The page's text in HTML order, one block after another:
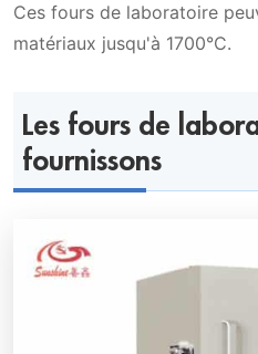
Ces fours de laboratoire
matériaux jusqu'à 1700°C.
Les fours de
fournissons